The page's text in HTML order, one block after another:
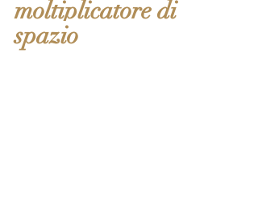
moltiplicatore di
spazio